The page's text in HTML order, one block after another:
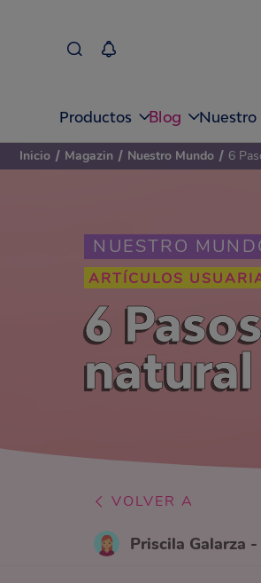
Productos Blog Nuestro
NUESTRO
ARTÍCULOS
6
natural
Inicio / Magazin / Nuestro Mundo / 6
VOLVER A
Priscila Galarza -